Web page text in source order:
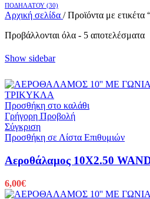
ΠΟΔΗΛΑΤΟΥ (30)
Αρχική σελίδα / Προϊόντα με
Προβάλλονται όλα - 5 αποτελέσματα
Show sidebar
Προσθήκη στο καλάθι
Γρήγορη Προβολή
Σύγκριση
Προσθήκη σε Λίστα Επιθυμιών
Αεροθάλαμος 10X2.50
6,00€